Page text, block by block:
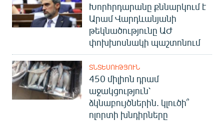
Խորհրդարանը քննարկում է
Արամ Վարդևանյանի
թեկնածությունը ԱԺ
փոխխոսնակի պաշտոնում
ՏՆՏԵՍՈՒԹՅՈՒՆ
450 միլիոն դրամ
աջակցություն՝
ձկնաբույծներին. կլուծի՞
ոլորտի խնդիրները